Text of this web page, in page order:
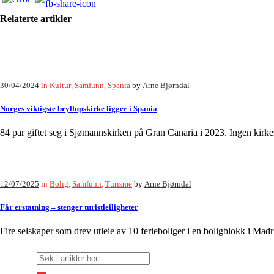
Relaterte artikler
30/04/2024 in Kultur, Samfunn Spania by Arne Bjørndal
Norges viktigste bryllupskirke ligger i Spania
84 par giftet seg i Sjømannskirken på Gran Canaria i 2023. Ingen
12/07/2025 in Bolig, Samfunn, Turisme by Arne Bjørndal
Får erstatning – stenger turistleiligheter
Fire selskaper som drev utleie av 10 ferieboliger i en boligblokk i